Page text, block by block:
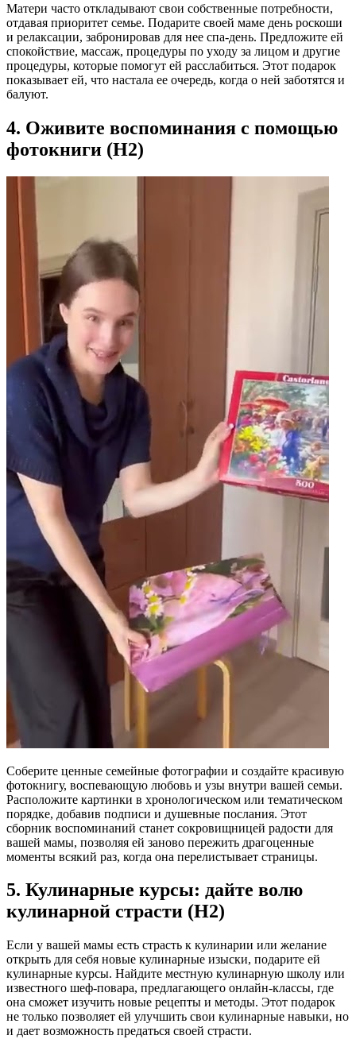
Матери часто откладывают свои собственные потребности,
отдавая приоритет семье. Подарите своей маме день роскоши
и релаксации, забронировав для нее спа-день. Предложите ей
спокойствие, массаж, процедуры по уходу за лицом и другие
процедуры, которые помогут ей расслабиться. Этот подарок
показывает ей, что настала ее очередь, когда о ней заботятся и
балуют.
4. Оживите воспоминания с помощью
фотокниги (H2)
Соберите ценные семейные фотографии и создайте красивую
фотокнигу, воспевающую любовь и узы внутри вашей семьи.
Расположите картинки в хронологическом или тематическом
порядке, добавив подписи и душевные послания. Этот
сборник воспоминаний станет сокровищницей радости для
вашей мамы, позволяя ей заново пережить драгоценные
моменты всякий раз, когда она перелистывает страницы.
5. Кулинарные курсы: дайте волю
кулинарной страсти (H2)
Если у вашей мамы есть страсть к кулинарии или желание
открыть для себя новые кулинарные изыски, подарите ей
кулинарные курсы. Найдите местную кулинарную школу или
известного шеф-повара, предлагающего онлайн-классы, где
она сможет изучить новые рецепты и методы. Этот подарок
не только позволяет ей улучшить свои кулинарные навыки, но
и дает возможность предаться своей страсти.